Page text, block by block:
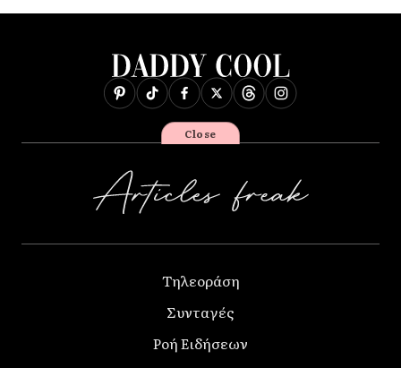
Τηλεοράση
Συνταγές
Ροή Ειδήσεων
Close